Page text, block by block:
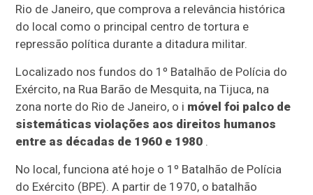
Rio de Janeiro, que comprova a relevância histórica
do local como o principal centro de tortura e
repressão política durante a ditadura militar.
Localizado nos fundos do 1º Batalhão de Polícia do
Exército, na Rua Barão de Mesquita, na Tijuca, na
zona norte do Rio de Janeiro, o i móvel foi palco de
sistemáticas violações aos direitos humanos
entre as décadas de 1960 e 1980 .
No local, funciona até hoje o 1º Batalhão de Polícia
do Exército (BPE). A partir de 1970, o batalhão